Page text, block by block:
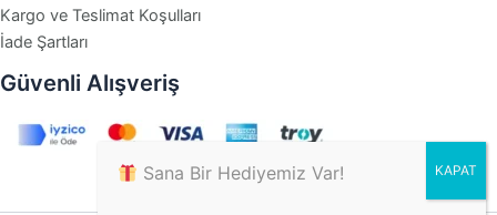
Kargo ve Teslimat Koşulları
İade Şartları
Güvenli Alışveriş
Sana Bir Hediyemiz Var!